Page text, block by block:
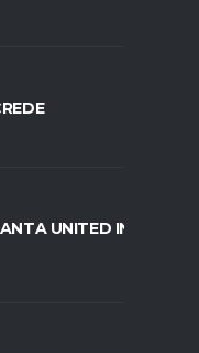
UNITED IN